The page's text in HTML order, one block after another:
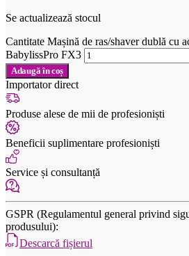
Se actualizează stocul
Cantitate Mașină de ras/shaver dublă cu
BabylissPro FX3
Adaugă în coș
Importator direct
Produse alese de mii de profesioniști
Beneficii suplimentare profesioniști
Service și consultanță
GSPR (Regulamentul general privind
produsului):
Descarcă fișierul